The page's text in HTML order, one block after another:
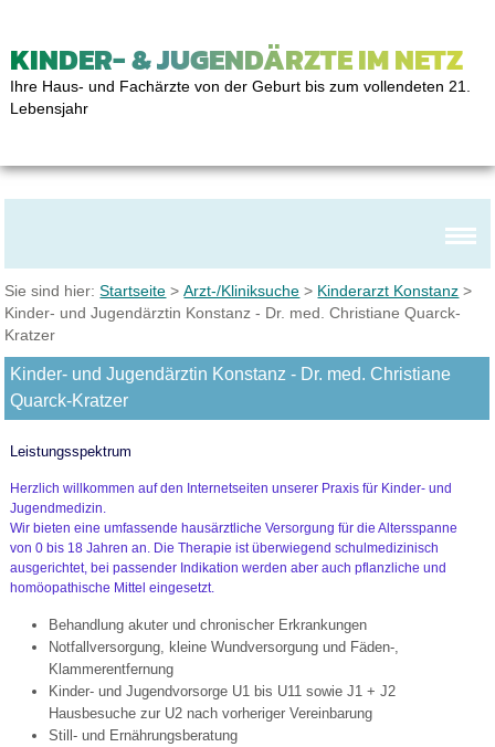
KINDER- & JUGENDÄRZTE IM NETZ
Ihre Haus- und Fachärzte von der Geburt bis zum vollendeten 21.
Lebensjahr
Sie sind hier:Startseite >Arzt-/Kliniksuche > Kinderarzt Konstanz >
Kinder- und Jugendärztin Konstanz - Dr. med. Christiane Quarck-
Kratzer
Kinder- und Jugendärztin Konstanz - Dr. med. Christiane
Quarck-Kratzer
Leistungsspektrum
Herzlich willkommen auf den Internetseiten unserer Praxis für Kinder- und
Jugendmedizin.
Wir bieten eine umfassende hausärztliche Versorgung für die Altersspanne
von 0 bis 18 Jahren an. Die Therapie ist überwiegend schulmedizinisch
ausgerichtet, bei passender Indikation werden aber auch pflanzliche und
homöopathische Mittel eingesetzt.
Behandlung akuter und chronischer Erkrankungen
Notfallversorgung, kleine Wundversorgung und Fäden-,
Klammerentfernung
Kinder- und Jugendvorsorge U1 bis U11 sowie J1 + J2
Hausbesuche zur U2 nach vorheriger Vereinbarung
Still- und Ernährungsberatung